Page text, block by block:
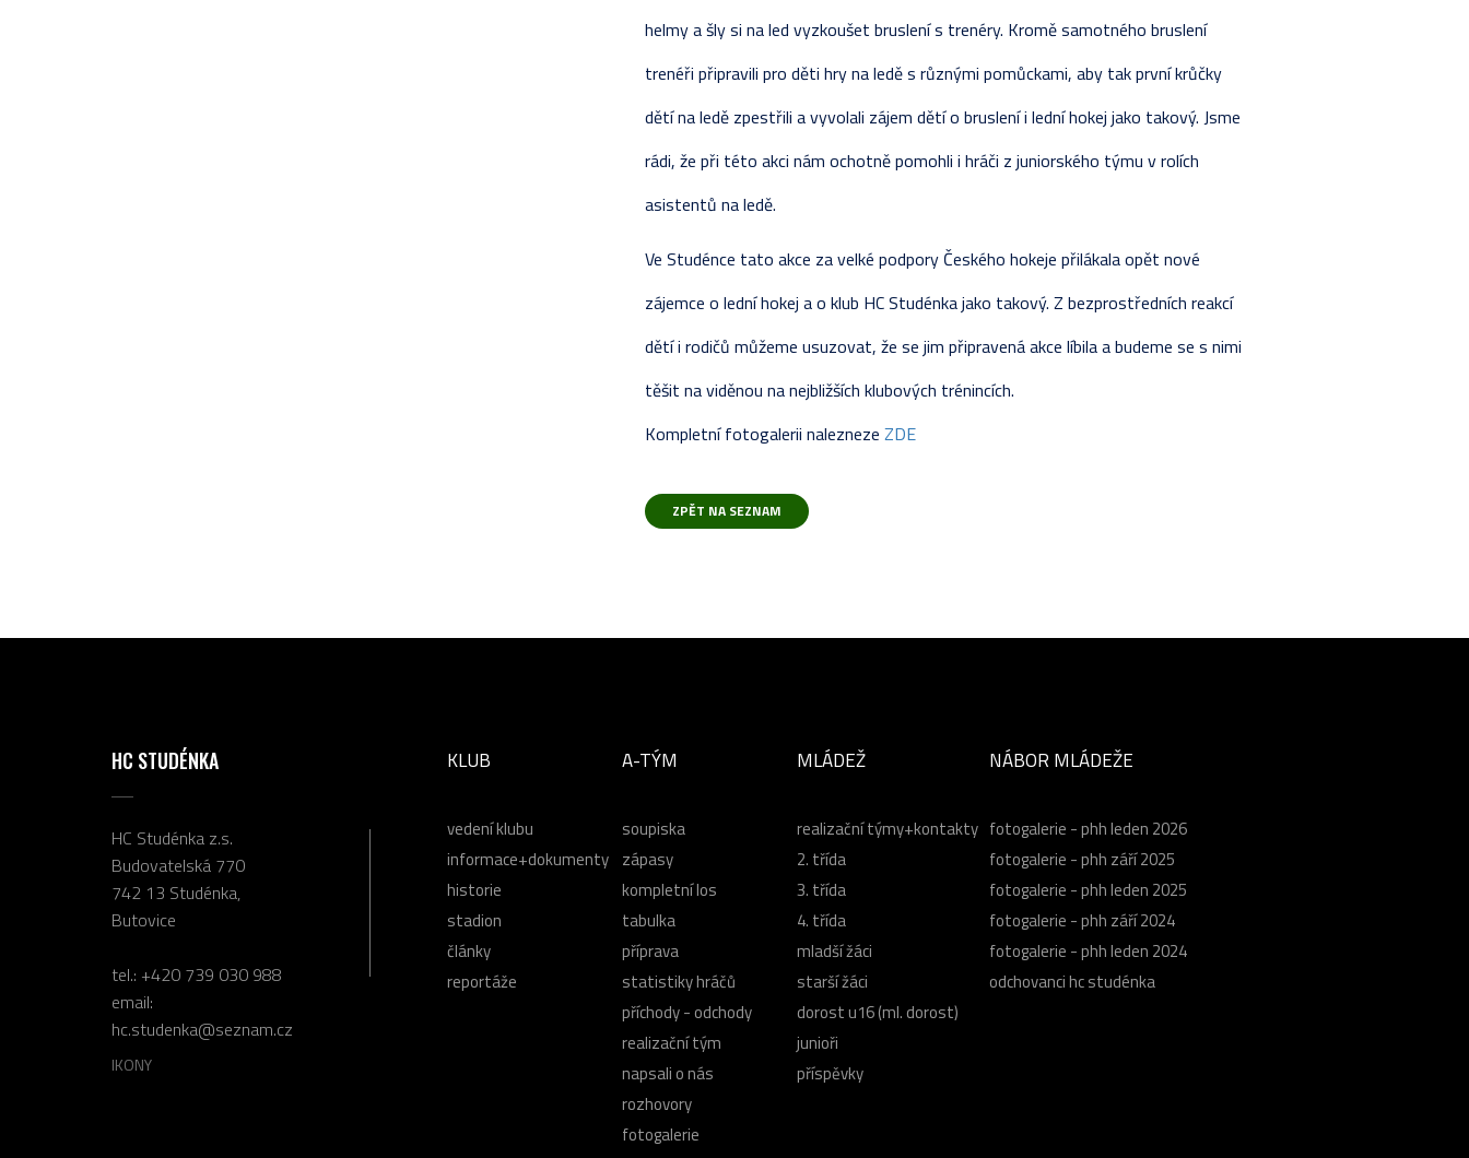
helmy a šly si na led vyzkoušet bruslení s trenéry. Kromě samotného bruslení
trenéři připravili pro děti hry na ledě s různými pomůckami, aby tak první krůčky
dětí na ledě zpestřili a vyvolali zájem dětí o bruslení i lední hokej jako takový. Jsme
rádi, že při této akci nám ochotně pomohli i hráči z juniorského týmu v rolích
asistentů na ledě.
Ve Studénce tato akce za velké podpory Českého hokeje přilákala opět nové
zájemce o lední hokej a o klub HC Studénka jako takový. Z bezprostředních reakcí
dětí i rodičů můžeme usuzovat, že se jim připravená akce líbila a budeme se s nimi
těšit na viděnou na nejbližších klubových trénincích.
Kompletní fotogalerii nalezneze ZDE
HC STUDÉNKA
HC Studénka z.s.
Budovatelská 770
742 13 Studénka,
Butovice
tel.: +420 739 030 988
email:
hc.studenka@seznam.cz
IKONY
KLUB
vedení klubu
informace+dokumenty
historie
stadion
články
reportáže
A-TÝM
soupiska
zápasy
kompletní los
tabulka
příprava
statistiky hráčů
příchody - odchody
realizační tým
napsali o nás
rozhovory
fotogalerie
MLÁDEŽ
realizační týmy+kontakty
2. třída
3. třída
4. třída
mladší žáci
starší žáci
dorost u16 (ml. dorost)
junioři
příspěvky
NÁBOR MLÁDEŽE
fotogalerie - phh leden 2026
fotogalerie - phh září 2025
fotogalerie - phh leden 2025
fotogalerie - phh září 2024
fotogalerie - phh leden 2024
odchovanci hc studénka